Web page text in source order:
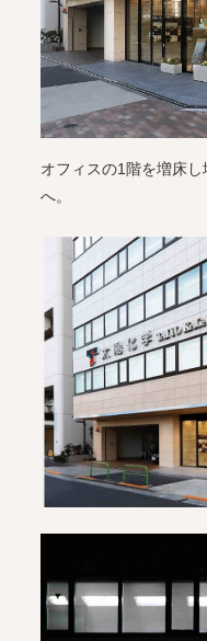
オフィスの1階を増床
へ。